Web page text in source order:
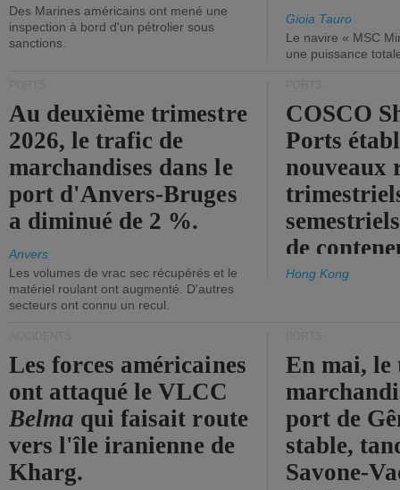
Des Marines américains ont mené une
inspection à bord d'un pétrolier sous
sanctions.
Gioia Tauro
Le navire « MSC
une puissance
Au deuxième trimestre
2026, le trafic de
marchandises dans le
port d'Anvers-Bruges
a diminué de 2 %.
Anvers
Les volumes de vrac sec récupérés et le
matériel roulant ont augmenté. D'autres
secteurs ont connu un recul.
COSCO
Ports
nouveaux
de
Hong Kong
Les forces américaines
ont attaqué le VLCC
Belma qui faisait route
vers l'île iranienne de
Kharg.
En mai, le
port de
stable,
Savone-